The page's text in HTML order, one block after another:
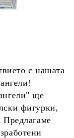
с нашата
ще
фигурки,
Предлагаме